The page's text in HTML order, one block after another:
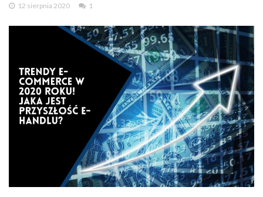
12 sierpnia 2020 1